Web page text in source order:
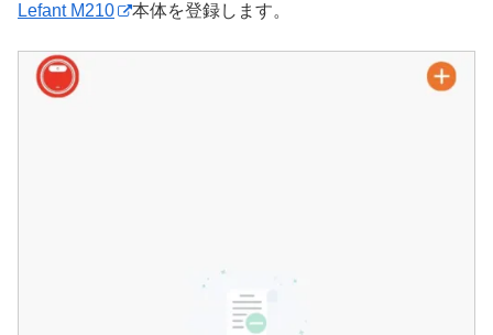
Lefant M210 本体を登録します。